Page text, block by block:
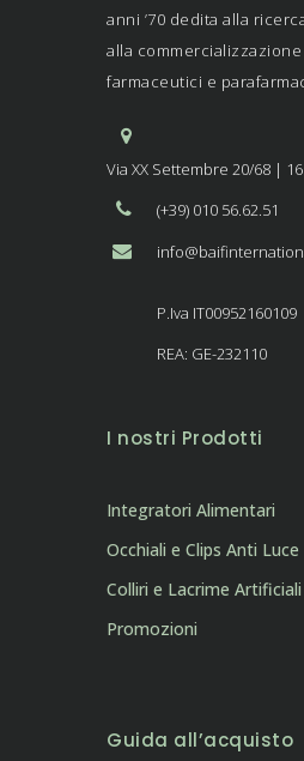
anni ’70 dedita alla
alla
farmaceutici e
Via XX Settembre 20/68 |
(+39) 010 56.62.51
P.Iva IT00952160109
REA: GE-232110
I nostri Prodotti
Integratori Alimentari
Occhiali e Clips Anti Luce
Colliri e Lacrime Artificiali
Promozioni
Guida all’acquisto